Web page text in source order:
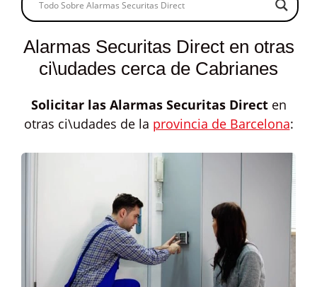
Alarmas Securitas Direct en otras
ci\udades cerca de Cabrianes
Solicitar las Alarmas Securitas Directen
otras ci\udades de la provincia de Barcelona: